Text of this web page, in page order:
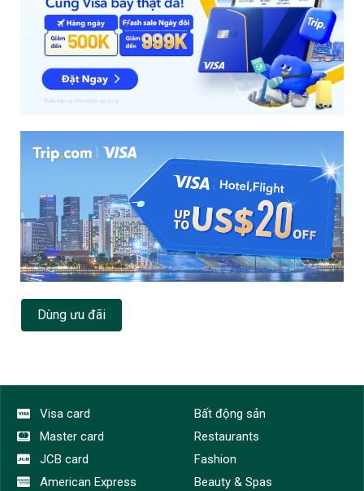
Dùng ưu đãi
Visa card
Master card
JCB card
American Express
Bất động sản
Restaurants
Fashion
Beauty & Spas